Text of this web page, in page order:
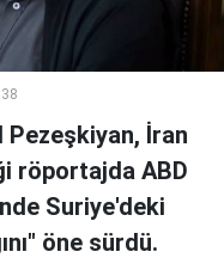
Pezeşkiyan, İran
röportajda ABD
Suriye'deki
öne sürdü.